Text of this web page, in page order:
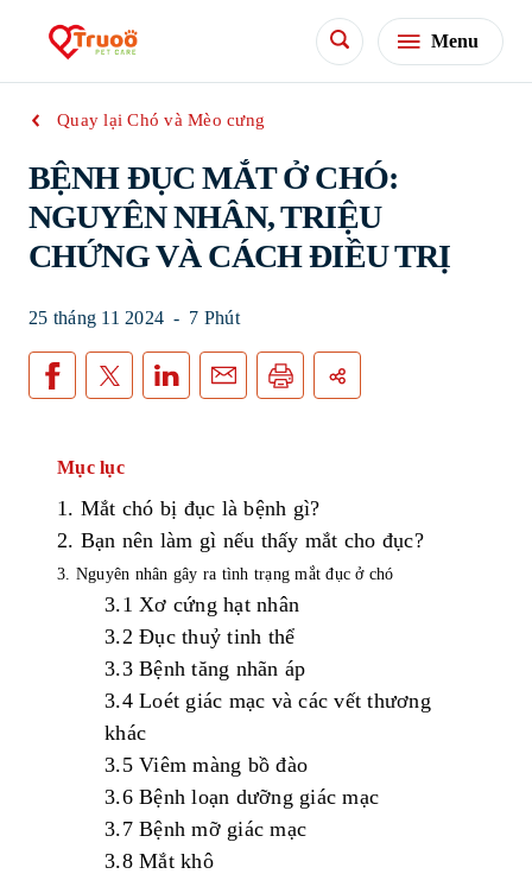
Menu
Quay lại Chó và Mèo cưng
BỆNH ĐỤC MẮT Ở CHÓ:
NGUYÊN NHÂN, TRIỆU
CHỨNG VÀ CÁCH ĐIỀU TRỊ
25 tháng 11 2024 - 7 Phút
Mục lục
1. Mắt chó bị đục là bệnh gì?
2. Bạn nên làm gì nếu thấy mắt cho đục?
3. Nguyên nhân gây ra tình trạng mắt đục ở chó
3.1 Xơ cứng hạt nhân
3.2 Đục thuỷ tinh thể
3.3 Bệnh tăng nhãn áp
3.4 Loét giác mạc và các vết thương
khác
3.5 Viêm màng bồ đào
3.6 Bệnh loạn dưỡng giác mạc
3.7 Bệnh mỡ giác mạc
3.8 Mắt khô